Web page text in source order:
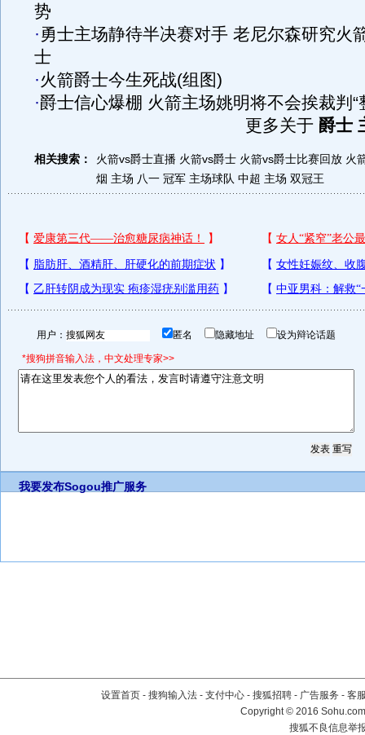
势
·勇士主场静待半决赛对手 老尼尔森研究火
士
·火箭爵士今生死战(组图)
·爵士信心爆棚 火箭主场姚明将不会挨裁判“
更多关于 爵士
相关搜索： 火箭vs爵士直播 火箭vs爵士 火箭vs爵士比赛回放 火
烟 主场 八一 冠军 主场球队 中超 主场 双冠王
用户： 匿名 隐藏地址 设为辩论话题
*搜狗拼音输入法，中文处理专家>>
我要发布Sogou推广服务
设置首页 - 搜狗输入法 - 支付中心 - 搜狐招聘 - 广告服务 - 客
Copyright©2016
搜狐不良信息举